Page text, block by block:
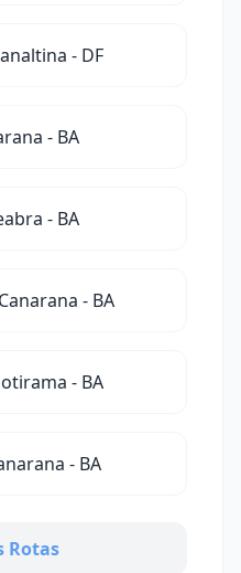
- DF
- BA
- BA
- BA
- BA
- BA
Rotas